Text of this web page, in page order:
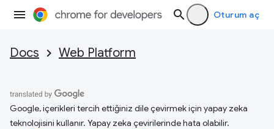
Oturum aç
Docs Web Platform
Google, içerikleri tercih ettiğiniz dile çevirmek için yapay zeka
teknolojisini kullanır. Yapay zeka çevirilerinde hata olabilir.